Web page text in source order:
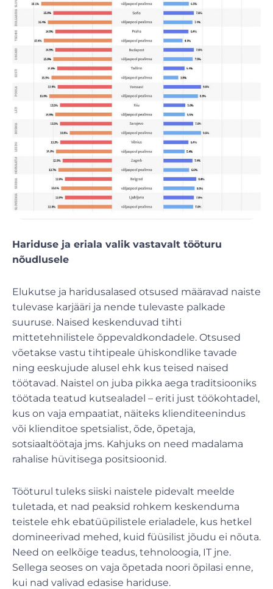
Hariduse ja eriala valik vastavalt tööturu
nõudlusele
Elukutse ja haridusalased otsused määravad naiste
tulevase karjääri ja nende tulevaste palkade
suuruse. Naised keskenduvad tihti
mittetehnilistele õppevaldkondadele. Otsused
võetakse vastu tihtipeale ühiskondlike tavade
ning eeskujude alusel ehk kus teised naised
töötavad. Naistel on juba pikka aega traditsiooniks
töötada teatud kutsealadel – eriti just töökohtadel,
kus on vaja empaatiat, näiteks klienditeenindus
või klienditoe spetsialist, õde, õpetaja,
sotsiaaltöötaja jms. Kahjuks on need madalama
rahalise hüvitisega positsioonid.
Tööturul tuleks siiski naistele pidevalt meelde
tuletada, et nad peaksid rohkem keskenduma
teistele ehk ebatüüpilistele erialadele, kus hetkel
domineerivad mehed, kuid füüsilist jõudu ei nõuta.
Need on eelkõige teadus, tehnoloogia, IT jne.
Sellega seoses on vaja õpetada noori õpilasi enne,
kui nad valivad edasise hariduse.